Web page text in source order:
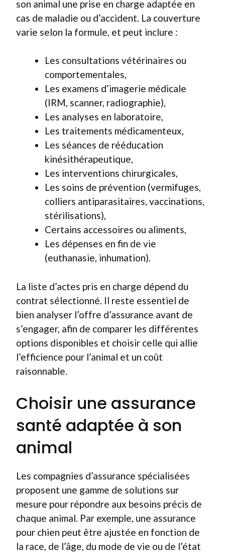
son animal une prise en charge adaptée en
cas de maladie ou d’accident. La couverture
varie selon la formule, et peut inclure :
Les consultations vétérinaires ou
comportementales,
Les examens d’imagerie médicale
(IRM, scanner, radiographie),
Les analyses en laboratoire,
Les traitements médicamenteux,
Les séances de rééducation
kinésithérapeutique,
Les interventions chirurgicales,
Les soins de prévention (vermifuges,
colliers antiparasitaires, vaccinations,
stérilisations),
Certains accessoires ou aliments,
Les dépenses en fin de vie
(euthanasie, inhumation).
La liste d’actes pris en charge dépend du
contrat sélectionné. Il reste essentiel de
bien analyser l’offre d’assurance avant de
s’engager, afin de comparer les différentes
options disponibles et choisir celle qui allie
l’efficience pour l’animal et un coût
raisonnable.
Choisir une assurance
santé adaptée à son
animal
Les compagnies d’assurance spécialisées
proposent une gamme de solutions sur
mesure pour répondre aux besoins précis de
chaque animal. Par exemple, une assurance
pour chien peut être ajustée en fonction de
la race, de l’âge, du mode de vie ou de l’état